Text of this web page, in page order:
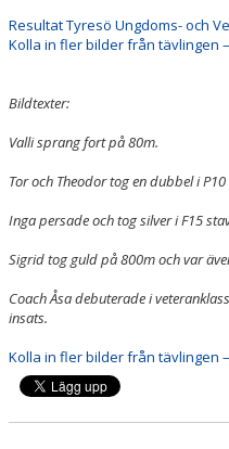
Resultat Tyresö Ungdoms- och
Kolla in fler bilder från tävlingen
Bildtexter:
Valli sprang fort på 80m.
Tor och Theodor tog en dubbel i
Inga persade och tog silver i F15
Sigrid tog guld på 800m och var
Coach Åsa debuterade i
insats.
Kolla in fler bilder från tävlingen